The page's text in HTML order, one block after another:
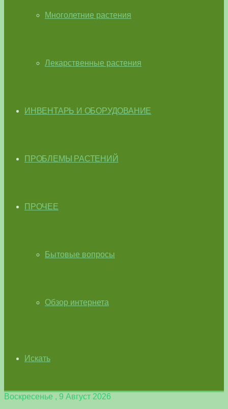
Многолетние растения
Лекарственные растения
ИНВЕНТАРЬ И ОБОРУДОВАНИЕ
ПРОБЛЕМЫ РАСТЕНИЙ
ПРОЧЕЕ
Бытовые вопросы
Обзор интернета
Искать
Воскресенье , 9 Август 2026